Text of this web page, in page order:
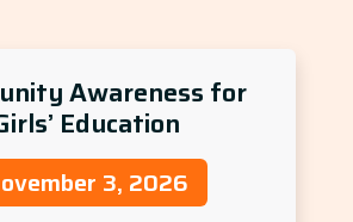
Awareness for
Education
3, 2026